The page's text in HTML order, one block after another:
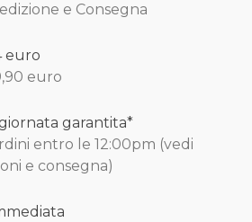
e Consegna
euro
euro
garantita*
entro le 12:00pm (vedi
e consegna)